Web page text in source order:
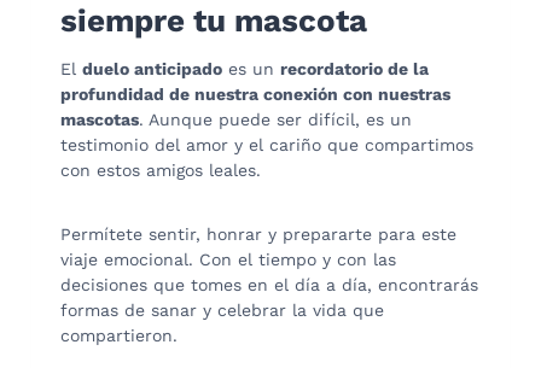
siempre tu mascota
El duelo anticipado es un recordatorio de la
profundidad de nuestra conexión con nuestras
mascotas. Aunque puede ser difícil, es un
testimonio del amor y el cariño que compartimos
con estos amigos leales.
Permítete sentir, honrar y prepararte para este
viaje emocional. Con el tiempo y con las
decisiones que tomes en el día a día, encontrarás
formas de sanar y celebrar la vida que
compartieron.